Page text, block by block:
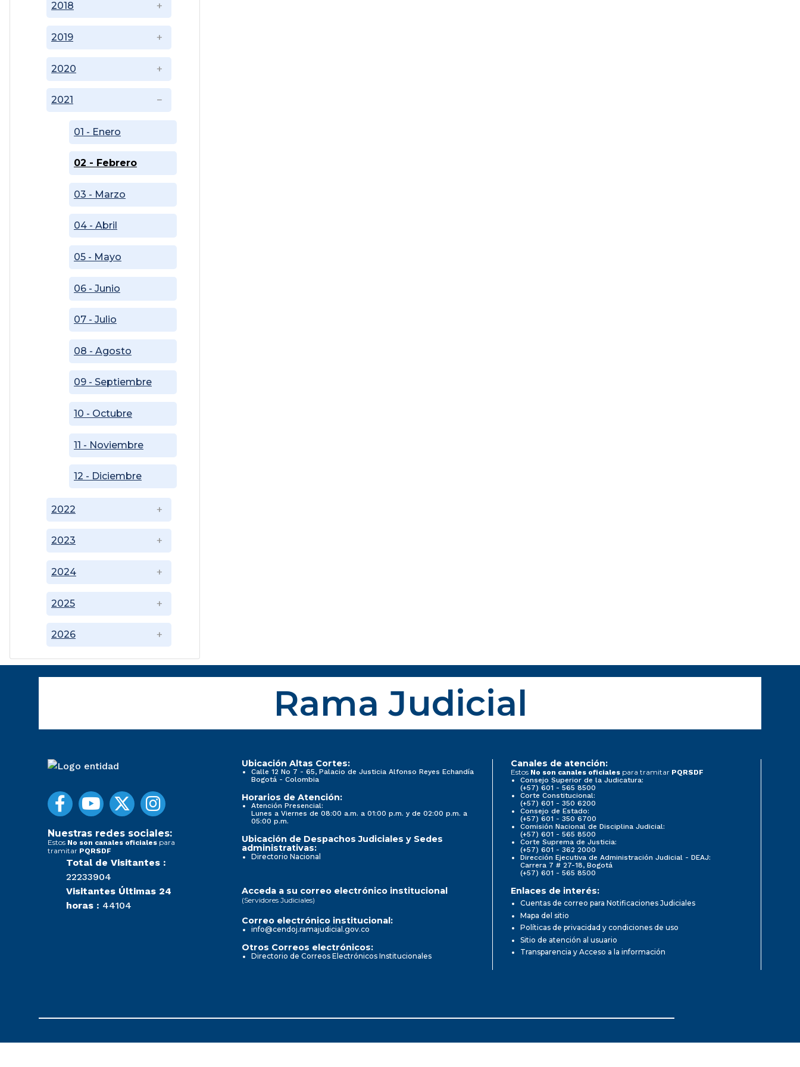
2018
2019
2020
2021
01 - Enero
02 - Febrero
03 - Marzo
04 - Abril
05 - Mayo
06 - Junio
07 - Julio
08 - Agosto
09 - Septiembre
10 - Octubre
11 - Noviembre
12 - Diciembre
2022
2023
2024
2025
2026
Rama Judicial
Nuestras redes sociales:
Estos No son canales oficiales para
tramitar PQRSDF
Total de Visitantes :
22233904
Visitantes Últimas 24
horas : 44104
Ubicación Altas Cortes:
Calle 12 No 7 - 65, Palacio de Justicia Alfonso Reyes Echandía
Bogotá - Colombia
Horarios de Atención:
Atención Presencial:
Lunes a Viernes de 08:00 a.m. a 01:00 p.m. y de 02:00 p.m. a
05:00 p.m.
Ubicación de Despachos Judiciales y Sedes
administrativas:
Directorio Nacional
Canales de atención:
Estos No son canales oficiales para tramitar PQRSDF
Consejo Superior de la Judicatura:
(+57) 601 - 565 8500
Corte Constitucional:
(+57) 601 - 350 6200
Consejo de Estado:
(+57) 601 - 350 6700
Comisión Nacional de Disciplina Judicial:
(+57) 601 - 565 8500
Corte Suprema de Justicia:
(+57) 601 - 362 2000
Dirección Ejecutiva de Administración Judicial - DEAJ:
Carrera 7 # 27-18, Bogotá
(+57) 601 - 565 8500
Acceda a su correo electrónico institucional
(Servidores Judiciales)
Correo electrónico institucional:
info@cendoj.ramajudicial.gov.co
Otros Correos electrónicos:
Directorio de Correos Electrónicos Institucionales
Enlaces de interés:
Cuentas de correo para Notificaciones Judiciales
Mapa del sitio
Políticas de privacidad y condiciones de uso
Sitio de atención al usuario
Transparencia y Acceso a la información